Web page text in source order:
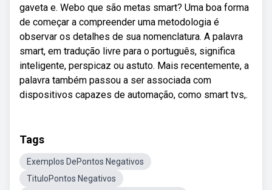
gaveta e. Webo que são metas smart? Uma boa forma
de começar a compreender uma metodologia é
observar os detalhes de sua nomenclatura. A palavra
smart, em tradução livre para o português, significa
inteligente, perspicaz ou astuto. Mais recentemente, a
palavra também passou a ser associada com
dispositivos capazes de automação, como smart tvs,.
Tags
Exemplos DePontos Negativos
TituloPontos Negativos